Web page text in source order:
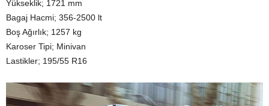
Yükseklik; 1721 mm
Bagaj Hacmi; 356-2500 lt
Boş Ağırlık; 1257 kg
Karoser Tipi; Minivan
Lastikler; 195/55 R16